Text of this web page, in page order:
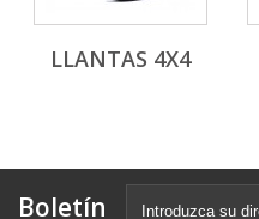
LLANTAS 4X4
Boletín